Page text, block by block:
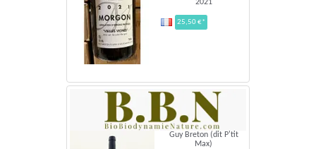
2021
25,50 €*
Guy Breton (dit P'tit
Max)